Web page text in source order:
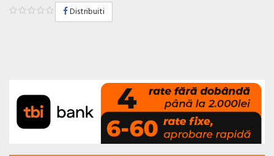
Distribuiti